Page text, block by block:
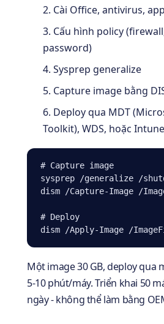
Cài Office, antivirus,
Cấu hình policy
password)
Sysprep generalize
Capture image bằng
Deploy qua MDT
Toolkit), WDS, hoặc Intune
# Capture image
sysprep /generalize /
dism /Capture-Image /
# Deploy
dism /Apply-Image /
Một image 30 GB, deploy qua
5-10 phút/máy. Triển khai 50
ngày - không thể làm bằng